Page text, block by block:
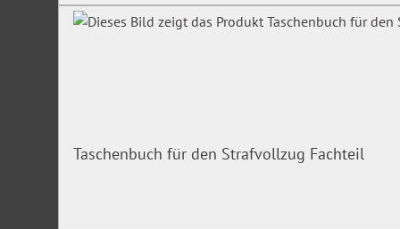
Taschenbuch für den Strafvollzug Fachteil